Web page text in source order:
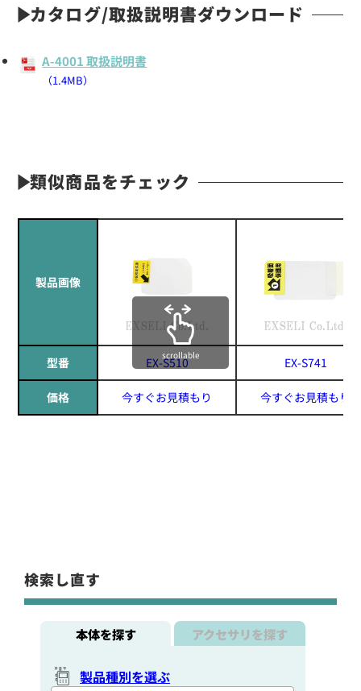
カタログ/取扱説明書ダウンロード
A-4001 取扱説明書
（1.4MB）
類似商品をチェック
製品画像
型番 EX-S510 EX-S741
価格 今すぐお見積もり 今すぐお見積もり
scrollable
検索し直す
本体を探す アクセサリを探す
製品種別を選ぶ